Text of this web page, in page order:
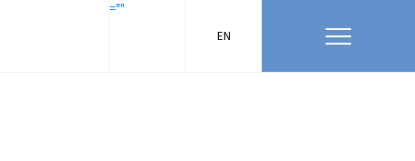
=""
EN